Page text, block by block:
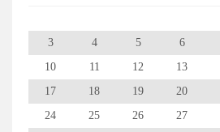
3
4 5 6
10
11 12 13
17
18 19 20
24
25 26 27